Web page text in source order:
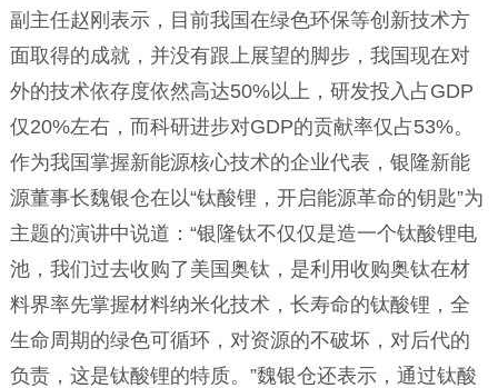
副主任赵刚表示，目前我国在绿色环保等创新技术方
面取得的成就，并没有跟上展望的脚步，我国现在对
外的技术依存度依然高达50%以上，研发投入占GDP
仅20%左右，而科研进步对GDP的贡献率仅占53%。
作为我国掌握新能源核心技术的企业代表，银隆新能
源董事长魏银仓在以“钛酸锂，开启能源革命的钥匙”为
主题的演讲中说道：“银隆钛不仅仅是造一个钛酸锂电
池，我们过去收购了美国奥钛，是利用收购奥钛在材
料界率先掌握材料纳米化技术，长寿命的钛酸锂，全
生命周期的绿色可循环，对资源的不破坏，对后代的
负责，这是钛酸锂的特质。”魏银仓还表示，通过钛酸